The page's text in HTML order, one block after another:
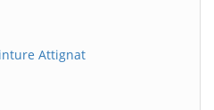
Attignat